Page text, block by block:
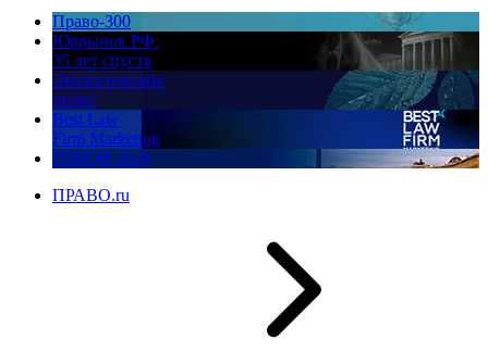
Право-300
Юррынок РФ:
35 лет спустя
Экологическое
право
Best Law
Firm Marketing
ПМЮФ 2026
ПРАВО.ru